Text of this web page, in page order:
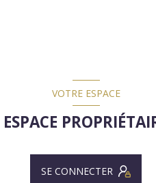
VOTRE ESPACE
ESPACE
SE CONNECTER